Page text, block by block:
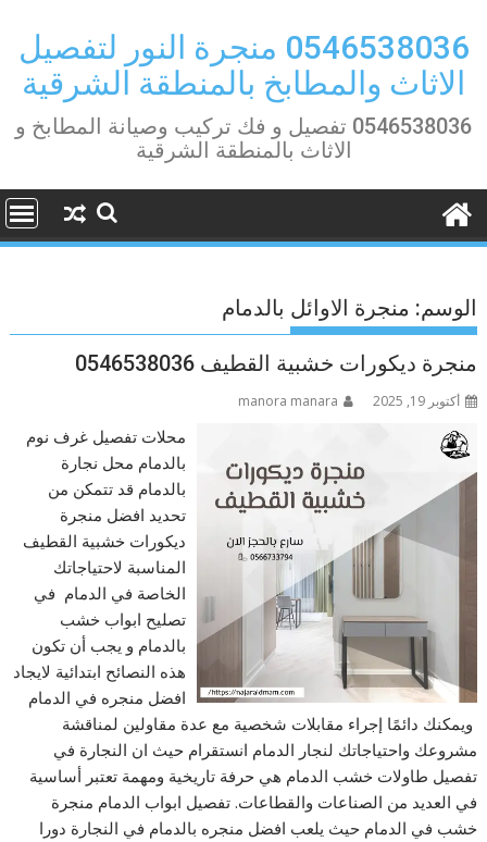
content
0546538036 منجرة النور لتفصيل
الاثاث والمطابخ بالمنطقة الشرقية
0546538036 تفصيل و فك تركيب وصيانة المطابخ و
الاثاث بالمنطقة الشرقية
الوسم: منجرة الاوائل بالدمام
منجرة ديكورات خشبية القطيف 0546538036
أكتوبر 19, 2025 manora manara
محلات تفصيل غرف نوم
بالدمام محل نجارة
بالدمام قد تتمكن من
تحديد افضل منجرة
ديكورات خشبية القطيف
المناسبة لاحتياجاتك
الخاصة في الدمام في
تصليح ابواب خشب
بالدمام و يجب أن تكون
هذه النصائح ابتدائية لايجاد
افضل منجره في الدمام
ويمكنك دائمًا إجراء مقابلات شخصية مع عدة مقاولين لمناقشة
مشروعك واحتياجاتك لنجار الدمام انستقرام حيث ان النجارة في
تفصيل طاولات خشب الدمام هي حرفة تاريخية ومهمة تعتبر أساسية
في العديد من الصناعات والقطاعات. تفصيل ابواب الدمام منجرة
خشب في الدمام حيث يلعب افضل منجره بالدمام في النجارة دورا